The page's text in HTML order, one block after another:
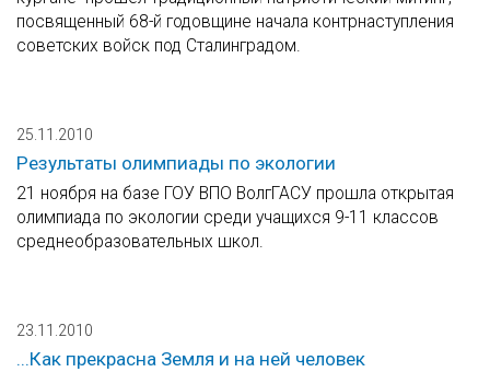
посвященный 68-й годовщине начала контрнаступления
советских войск под Сталинградом.
25.11.2010
Результаты олимпиады по экологии
21 ноября на базе ГОУ ВПО ВолгГАСУ прошла открытая
олимпиада по экологии среди учащихся 9-11 классов
среднеобразовательных школ.
23.11.2010
...Как прекрасна Земля и на ней человек